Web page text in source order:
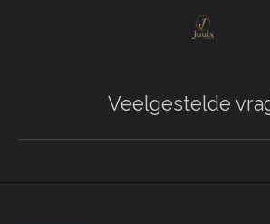
Veelgestelde